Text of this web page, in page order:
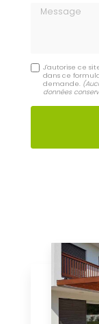
Message
J'autorise ce
dans ce
demande.
données